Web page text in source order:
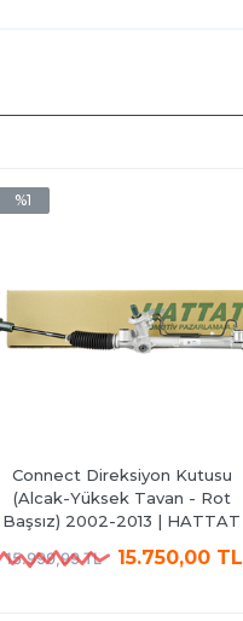
Connect Direksiyon Kutusu
(Alcak-Yüksek Tavan - Rot
Başsız) 2002-2013 | HATTAT
15.999,99 TL
15.750,00 TL
%1